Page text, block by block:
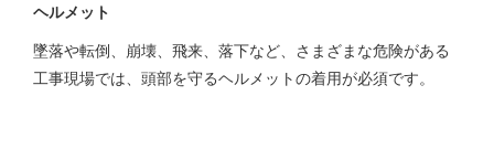
ヘルメット
墜落や転倒、崩壊、飛来、落下など、さまざまな危険がある
工事現場では、頭部を守るヘルメットの着用が必須です。